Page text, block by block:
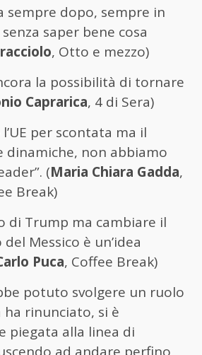
sempre dopo, sempre in
saper bene cosa
, Otto e mezzo)
la possibilità di tornare
Caprarica, 4 di Sera)
per scontata ma il
dinamiche, non abbiamo
(Maria Chiara Gadda,
Break)
di Trump ma cambiare il
Messico è un’idea
Puca, Coffee Break)
potuto svolgere un ruolo
rinunciato, si è
piegata alla linea di